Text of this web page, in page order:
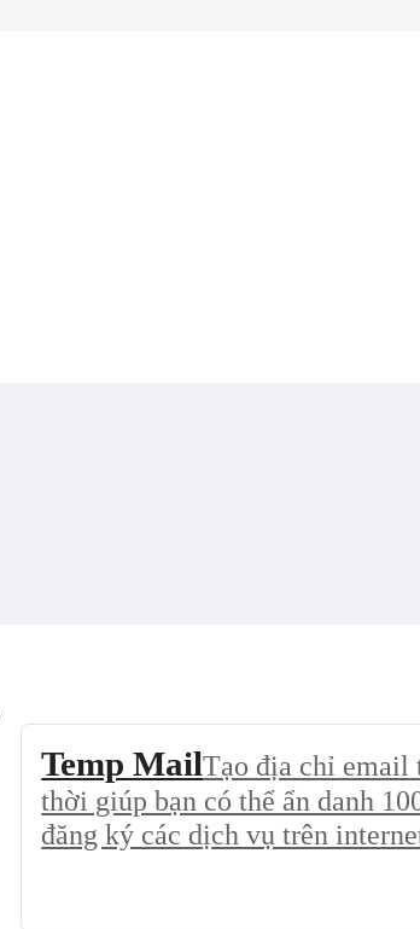
Temp MailTạo địa chỉ email
thời giúp bạn có thể ẩn danh
đăng ký các dịch vụ trên